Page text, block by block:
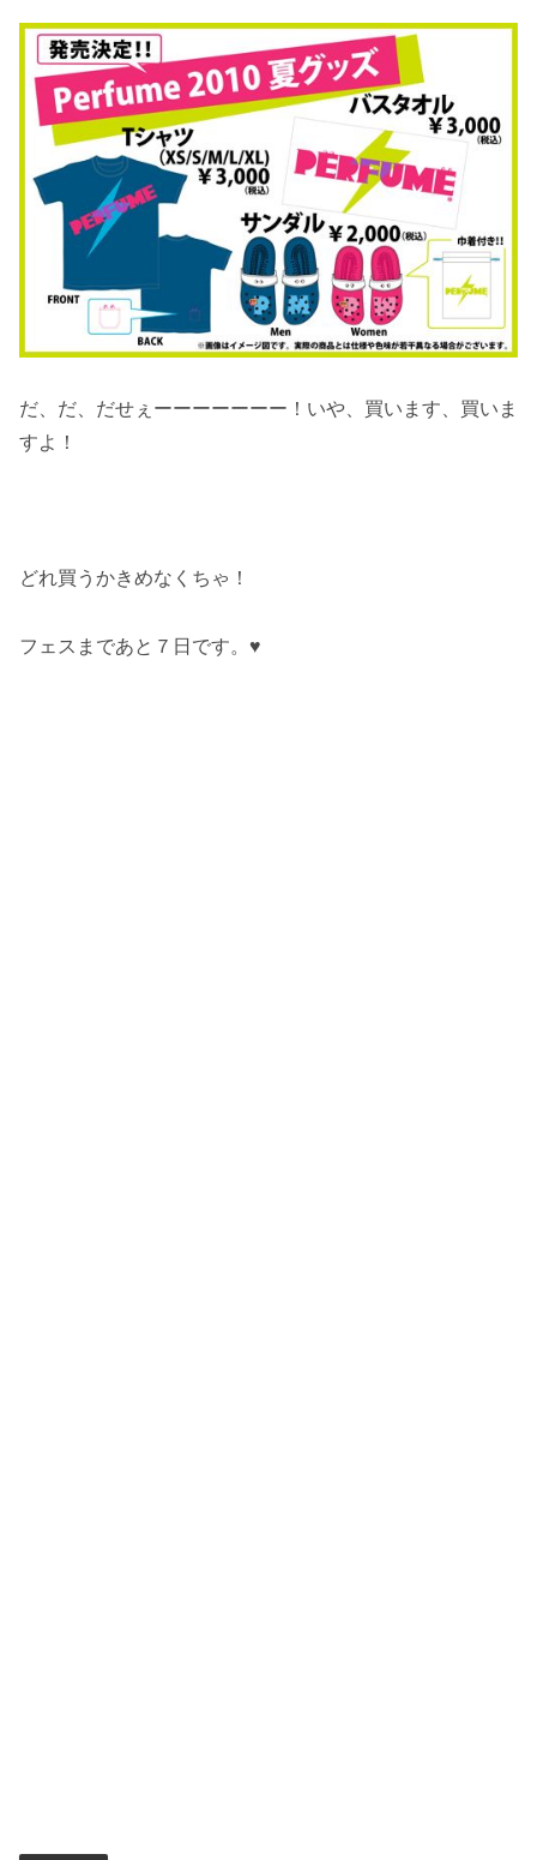
だ、だ、だせぇーーーーーーー！いや、買います、買いま
すよ！
どれ買うかきめなくちゃ！
フェスまであと７日です。♥